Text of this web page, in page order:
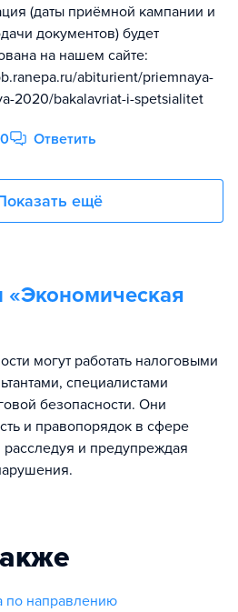
(даты приёмной кампании и
документов) будет
на нашем сайте:
abiturient/priemnaya-
2020/bakalavriat-i-spetsialitet
0 Ответить
ещё
«Экономическая
могут работать налоговыми
специалистами
безопасности. Они
и правопорядок в сфере
и предупреждая
по направлению